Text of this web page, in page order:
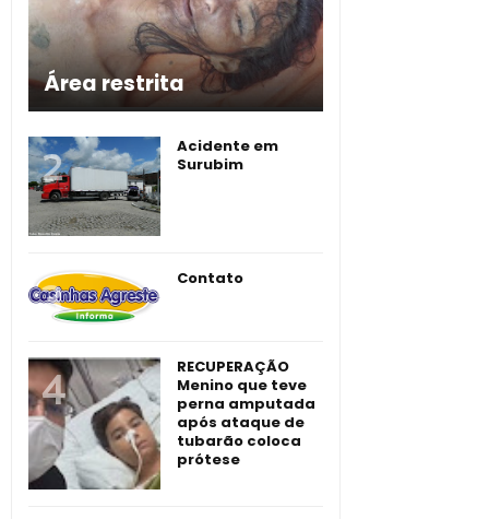
Área restrita
Acidente em
Surubim
Contato
RECUPERAÇÃO
Menino que teve
perna amputada
após ataque de
tubarão coloca
prótese